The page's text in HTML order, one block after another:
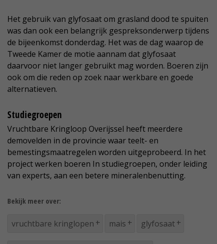
Het gebruik van glyfosaat om grasland dood te spuiten
was dan ook een belangrijk gespreksonderwerp tijdens
de bijeenkomst donderdag. Het was de dag waarop de
Tweede Kamer de motie aannam dat glyfosaat
daarvoor niet langer gebruikt mag worden. Boeren zijn
ook om die reden op zoek naar werkbare en goede
alternatieven.
Studiegroepen
Vruchtbare Kringloop Overijssel heeft meerdere
demovelden in de provincie waar teelt- en
bemestingsmaatregelen worden uitgeprobeerd. In het
project werken boeren In studiegroepen, onder leiding
van experts, aan een betere mineralenbenutting.
Bekijk meer over:
vruchtbare kringlopen mais glyfosaat